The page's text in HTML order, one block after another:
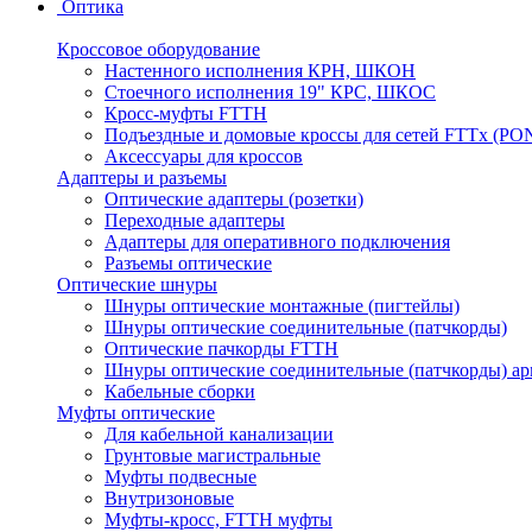
Оптика
Кроссовое оборудование
Настенного исполнения КРН, ШКОН
Стоечного исполнения 19" КРС, ШКОС
Кросс-муфты FTTH
Подъездные и домовые кроссы для сетей FTTx
Аксессуары для кроссов
Адаптеры и разъемы
Оптические адаптеры (розетки)
Переходные адаптеры
Адаптеры для оперативного подключения
Разъемы оптические
Оптические шнуры
Шнуры оптические монтажные (пигтейлы)
Шнуры оптические соединительные (патчкорды)
Оптические пачкорды FTTH
Шнуры оптические соединительные (патчкорды)
Кабельные сборки
Муфты оптические
Для кабельной канализации
Грунтовые магистральные
Муфты подвесные
Внутризоновые
Муфты-кросс, FTTH муфты